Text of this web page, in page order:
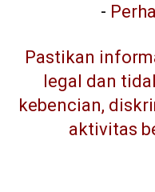
-
Pastikan
legal dan
kebencian,
aktivitas